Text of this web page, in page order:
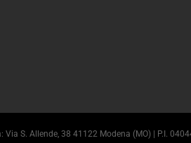
S. Allende, 38 41122 Modena (MO) | P.I.